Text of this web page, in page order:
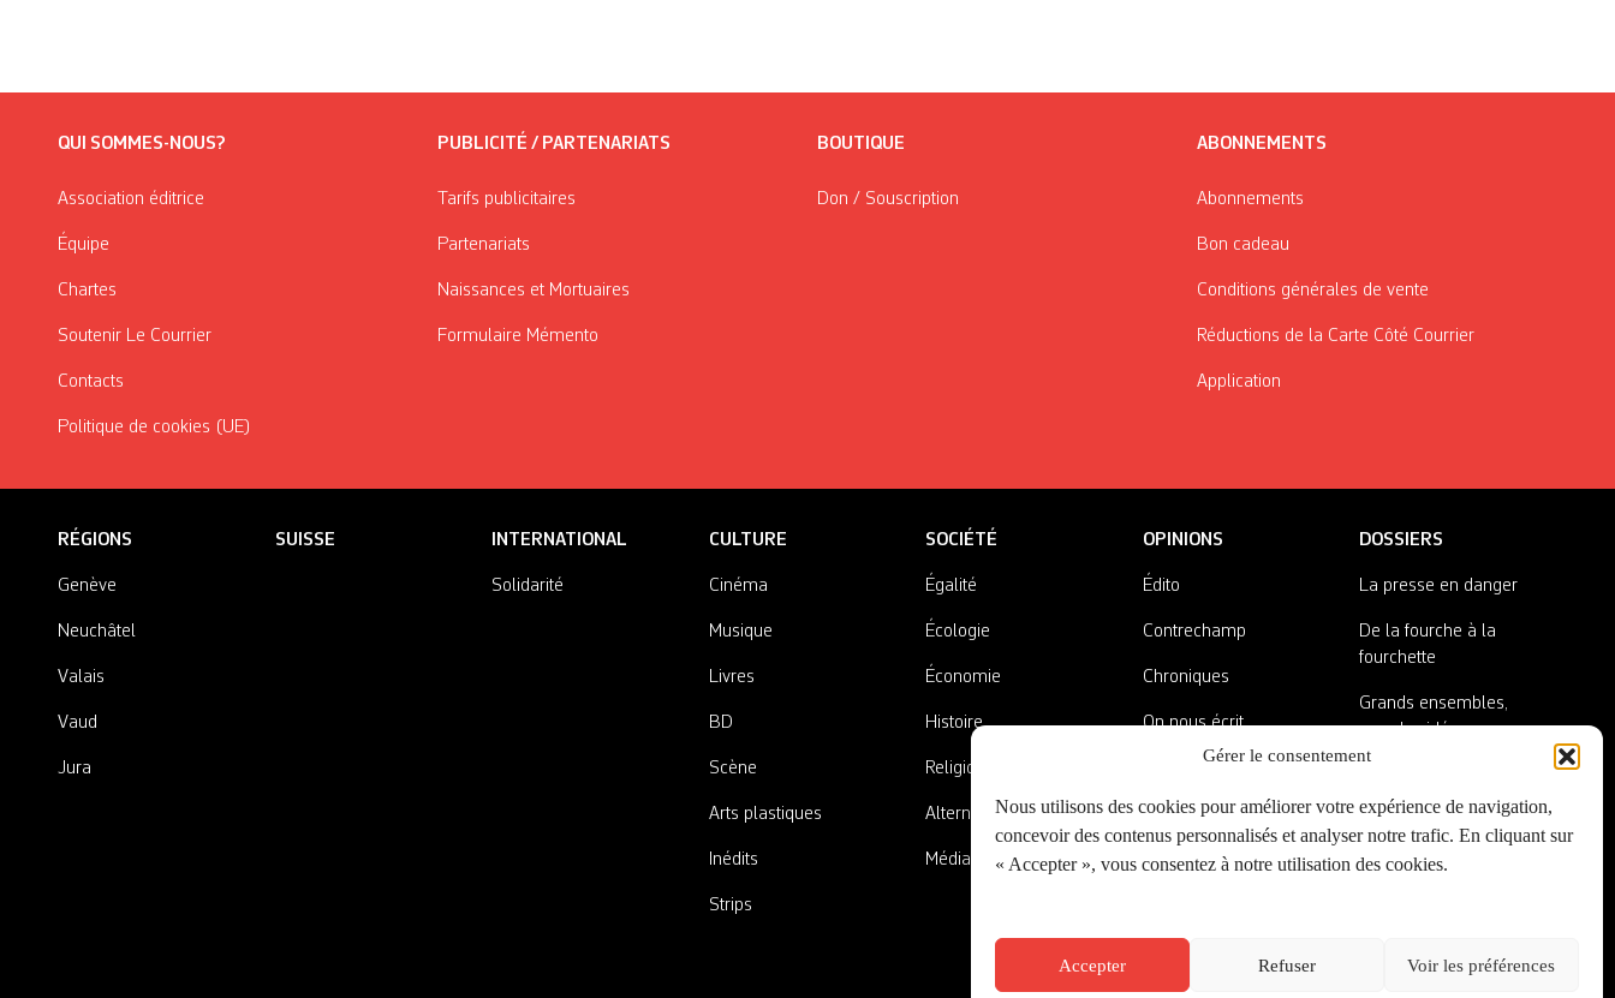
Gérer le consentement
Nous utilisons des cookies pour améliorer votre expérience de navigation,
concevoir des contenus personnalisés et analyser notre trafic. En cliquant sur
« Accepter », vous consentez à notre utilisation des cookies.
Accepter Refuser Voir les préférences
QUI SOMMES-NOUS?
Association éditrice
Équipe
Chartes
Soutenir Le Courrier
Contacts
Politique de cookies (UE)
PUBLICITÉ / PARTENARIATS
Tarifs publicitaires
Partenariats
Naissances et Mortuaires
Formulaire Mémento
BOUTIQUE
Don / Souscription
ABONNEMENTS
Abonnements
Bon cadeau
Conditions générales de vente
Réductions de la Carte Côté Courrier
Application
RÉGIONS
Genève
Neuchâtel
Valais
Vaud
Jura
SUISSE INTERNATIONAL
Solidarité
CULTURE
Cinéma
Musique
Livres
BD
Scène
Arts plastiques
Inédits
Strips
SOCIÉTÉ
Égalité
Écologie
Économie
Histoire
Religions
Alternatives
Médias
OPINIONS
Édito
Contrechamp
Chroniques
On nous écrit
Nos invité·es
A côté de la plaque
DOSSIERS
La presse en danger
De la fourche à la
fourchette
Grands ensembles,
grandes idées